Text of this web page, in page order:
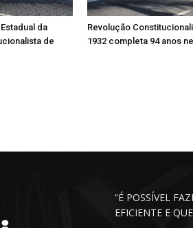
da
de
Revolução
1932 completa 94 anos
“É POSSÍVEL
EFICIENTE E